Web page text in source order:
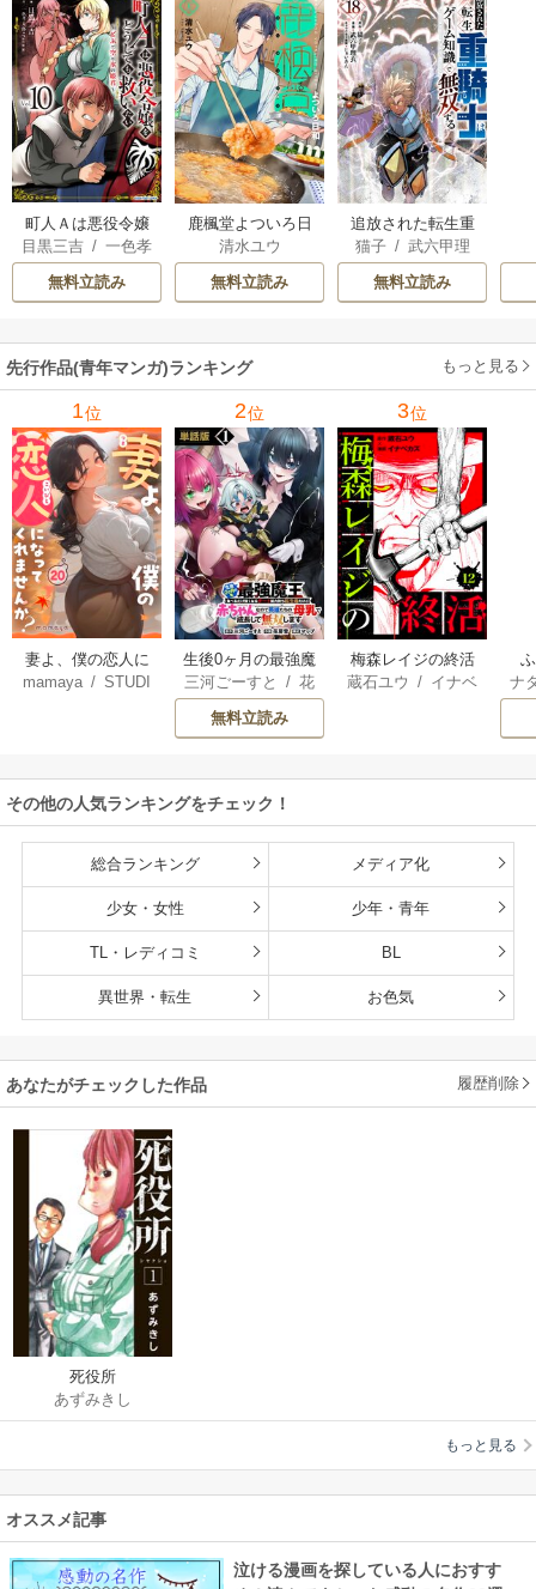
町人Ａは悪役令嬢
をどうしても救い
たい ～どぶと空
と氷の姫君～
目黒三吉 /一色孝
太郎/ Parum
無料立読み
鹿楓堂よついろ日
和
清水ユウ
無料立読み
追放された転生重
騎士はゲーム知識
で無双する
猫子/ 武六甲理
/じゃいあん
無料立読み
先行作品(青年マンガ)ランキング もっと見る
1位
妻よ、僕の恋人に
なってくれません
mamaya/STUDI
2位
生後0ヶ月の最強魔
王 食べるだけ強
くなるチート能力
持ち転生者だけど
雄たちの母乳で成
長して無双します
三河ごーすと /花
房雪/ マップ
無料立読み
3位
梅森レイジの終活
蔵石ユウ / イナベ
ナ
その他の人気ランキングをチェック！
総合ランキング メディア化
少女・女性 少年・青年
TL・レディコミ BL
異世界・転生 お色気
あなたがチェックした作品 履歴削除
死役所
あずみきし
もっと見る
オススメ記事
泣ける漫画を探している人におすす